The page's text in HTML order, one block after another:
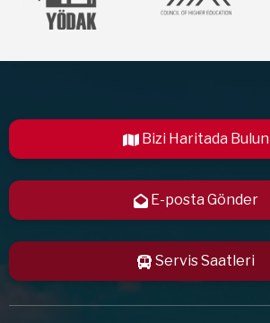
Bizi Haritada Bulun
E-posta Gönder
Servis Saatleri